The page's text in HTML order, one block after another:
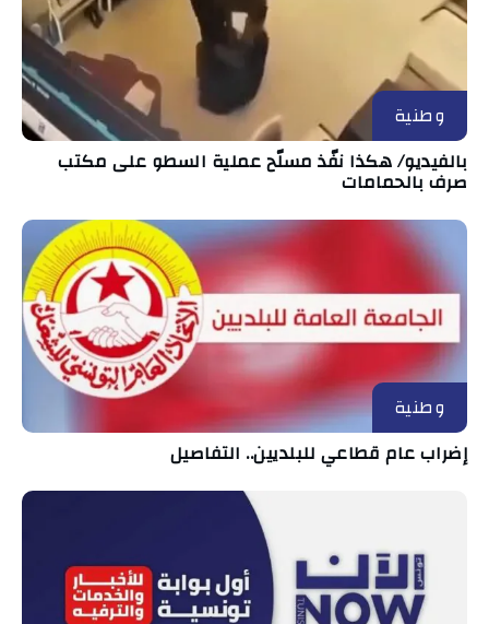
وطنية
بالفيديو/ هكذا نفّذ مسلّح عملية السطو على مكتب
صرف بالحمامات
وطنية
إضراب عام قطاعي للبلديين.. التفاصيل